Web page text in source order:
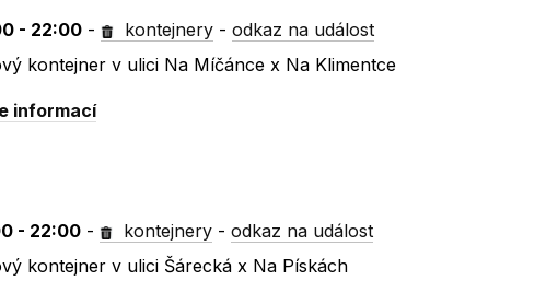
- 22:00 - kontejnery -odkaz na událost
kontejner v ulici Na Míčánce x Na Klimentce
informací
- 22:00 - kontejnery -odkaz na událost
kontejner v ulici Šárecká x Na Pískách